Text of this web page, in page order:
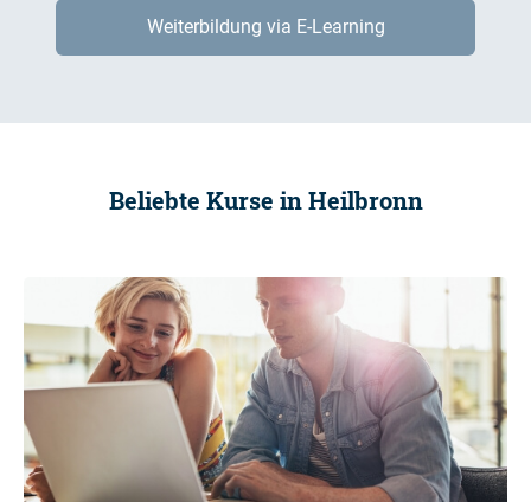
Weiterbildung via E-Learning
Beliebte Kurse in Heilbronn